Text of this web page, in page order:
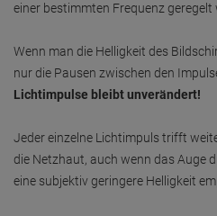
einer bestimmten Frequenz geregelt
Wenn man die Helligkeit des
nur die Pausen zwischen den
Lichtimpulse bleibt unverändert!
Jeder einzelne Lichtimpuls trifft
die Netzhaut, auch wenn das Auge
eine subjektiv geringere Helligkeit